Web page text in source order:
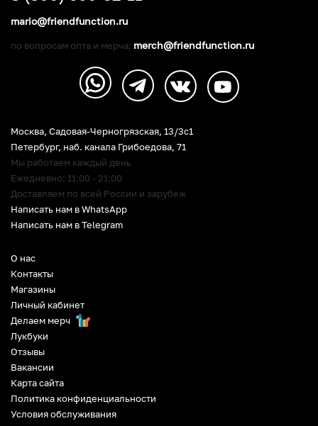
О нас
Контакты
Магазины
Личный кабинет
Делаем мерч
Лукбуки
Отзывы
Вакансии
Карта сайта
Политика конфиденциальности
Условия обслуживания
Москва, Садовая-Черногрязская, 13/3c1
Петербург, наб. канала Грибоедова, 71
Мы работаем каждый день
Ежедневно: 11:00 - 21:00
Доставляем по всей России и зарубеж
Написать нам в WhatsApp
Написать нам в Telegram
mario@friendfunction.ru
по вопросам опта и мерча: merch@friendfunction.ru